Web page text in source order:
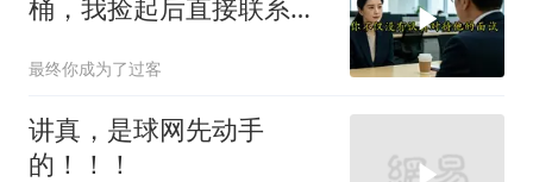
桶，我捡起后直接联系其
最终你成为了过客
讲真，是球网先动手
的！！！